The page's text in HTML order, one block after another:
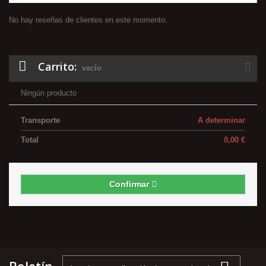
No hay reseñas de clientes en este momento.
Carrito: vacío
Ningún producto
A determinar
Transporte
0,00 €
Total
Confirmar